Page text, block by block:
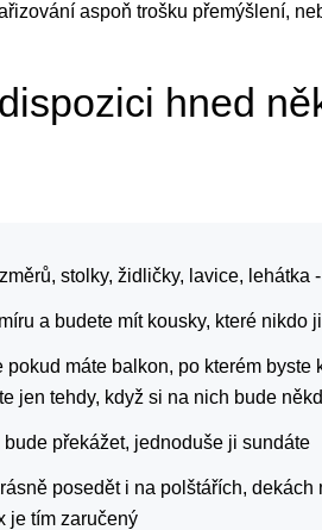
aspoň trošku přemýšlení,
hned
stolky, židličky, lavice, lehátka
a budete mít kousky, které nikdo
máte balkon, po kterém
jen tehdy, když si na nich bude
překážet, jednoduše ji sundáte
posedět i na polštářích, dekách
je tím zaručený